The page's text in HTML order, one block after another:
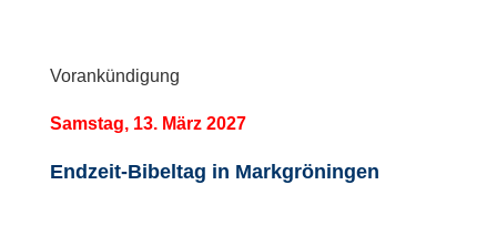
Vorankündigung
Samstag, 13. März 2027
Endzeit-Bibeltag in Markgröningen